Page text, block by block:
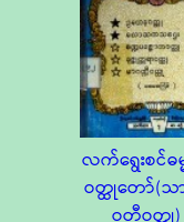
လက်ရွေးစင်ဓ
ဝတ္ထုတော်(သ
ဝတီဝတ္ထု)